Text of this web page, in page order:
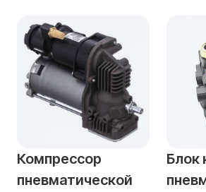
Компрессор
пневматической
Блок